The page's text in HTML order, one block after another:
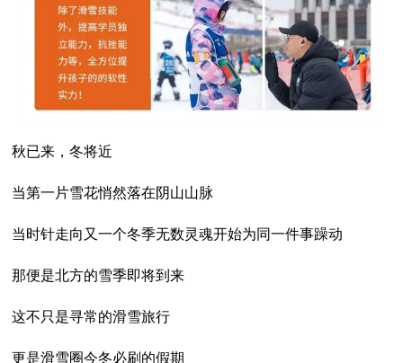
秋已来，冬将近
当第一片雪花悄然落在阴山山脉
当时针走向又一个冬季无数灵魂开始为同一件事躁动
那便是北方的雪季即将到来
这不只是寻常的滑雪旅行
更是滑雪圈今冬必刷的假期